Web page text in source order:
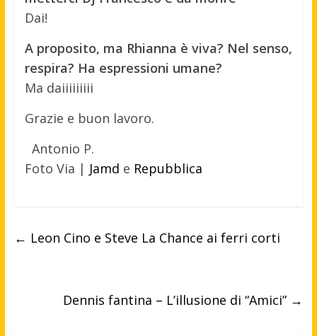
Dai!
A proposito, ma Rhianna è viva? Nel senso,
respira? Ha espressioni umane?
Ma daiiiiiiiii
Grazie e buon lavoro.
Antonio P.
Foto Via | Jamd e Repubblica
← Leon Cino e Steve La Chance ai ferri corti
Dennis fantina – L’illusione di “Amici” →